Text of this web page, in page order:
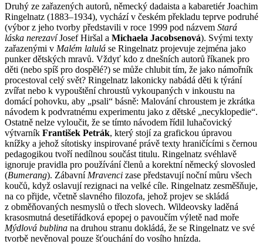
Druhý ze zařazených autorů, německý dadaista a kabaretiér Joachim
Ringelnatz (1883–1934), vychází v českém překladu teprve podruhé
(výbor z jeho tvorby představili v roce 1999 pod názvem Stará
láska nerezavíJosef Hiršal a Michaela Jacobsenová). Svými texty
zařazenými v Malém lalulá se Ringelnatz projevuje zejména jako
punker dětských mravů. Vždyť kdo z dnešních autorů říkanek pro
děti (nebo spíš pro dospělé?) se může chlubit tím, že jako námořník
procestoval celý svět? Ringelnatz lakonicky nabádá děti k týrání
zvířat nebo k vypouštění chroustů vykoupaných v inkoustu na
domácí pohovku, aby „psali“ básně: Malování chroustem je zkrátka
návodem k podvratnému experimentu jako z dětské „necyklopedie“.
Ostatně nelze vyloučit, že se tímto návodem řídil luhačovický
výtvarník František Petrák, který stojí za grafickou úpravou
knížky a jehož sítotisky inspirované právě texty hraničícími s černou
pedagogikou tvoří nedílnou součást titulu. Ringelnatz svéhlavě
ignoruje pravidla pro používání členů a korektní německý slovosled
(Bumerang). Zábavní Mravenci zase představují noční můru všech
koučů, když oslavují rezignaci na velké cíle. Ringelnatz zesměšňuje,
na co přijde, včetně slavného filozofa, jehož projev se skládá
z obměňovaných nesmyslů o třech slovech. Wildeovsky laděná
krasosmutná desetiřádková epopej o pavoučím výletě nad moře
Mýdlová bublina na druhou stranu dokládá, že se Ringelnatz ve své
tvorbě nevěnoval pouze šťouchání do vosího hnízda.